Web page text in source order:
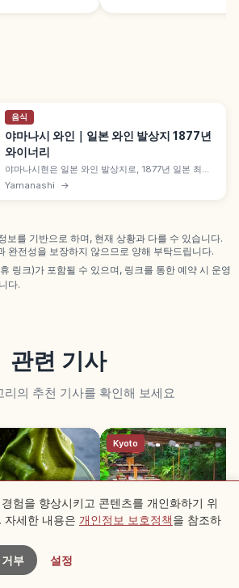
음식
야마나시 와인｜일본 와인 발상지 1877년
와이너리
야마나시현은 일본 와인 발상지로, 1877년 일본 최초
민간 와인 양조장 「다이니혼 야마나시 포도주 회사」
Yamanashi →
보를 기반으로 하며, 현재 상황과 다를 수 있습니다.
완전성을 보장하지 않으므로 양해 부탁드립니다.
링크)가 포함될 수 있으며, 링크를 통한 예약 시 운영
다.
관련 기사
리의 추천 기사를 확인해 보세요
본 3대 차산지·
Kyoto
근처 스팟
험을 향상시키고 콘텐츠를 개인화하기 위
자세한 내용은 개인정보 보호정책을 참조하
거부 설정